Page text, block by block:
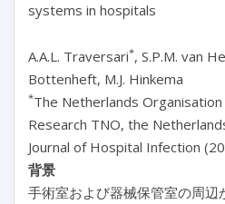
systems in hospitals
A.A.L. Traversari*, S.P.M. van
Bottenheft, M.J. Hinkema
*The Netherlands
Research TNO, the
Journal of Hospital Infection
背景
手術室および器械保管室の周辺